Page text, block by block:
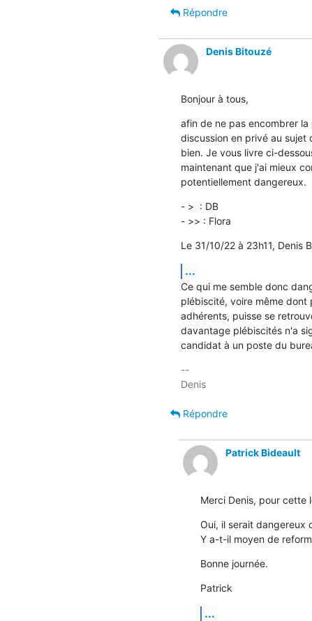
Répondre
Denis Bitouzé
Bonjour à tous,
afin de ne pas encombrer
discussion en privé au sujet
bien. Je vous livre ci-
maintenant que j'ai mieux
potentiellement dangereux.
- >  : DB
- >> : Flora
Le 31/10/22 à 23h11, Denis
...
Ce qui me semble donc
plébiscité, voire même dont
adhérents, puisse se
davantage plébiscités n'a
candidat à un poste du
--
Denis
Répondre
Patrick Bideault
Merci Denis, pour cette
Oui, il serait dangereux
Y a-t-il moyen de
Bonne journée.
Patrick
...